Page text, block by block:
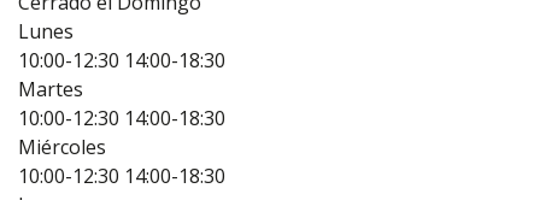
Lunes
10:00-12:30 14:00-18:30
Martes
10:00-12:30 14:00-18:30
Miércoles
10:00-12:30 14:00-18:30